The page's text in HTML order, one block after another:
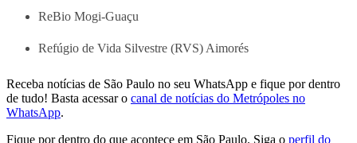
ReBio Mogi-Guaçu
Refúgio de Vida Silvestre (RVS) Aimorés
Receba notícias de São Paulo no seu WhatsApp e fique por dentro
de tudo! Basta acessar o canal de notícias do Metrópoles no
WhatsApp.
Fique por dentro do que acontece em São Paulo. Siga o perfil do